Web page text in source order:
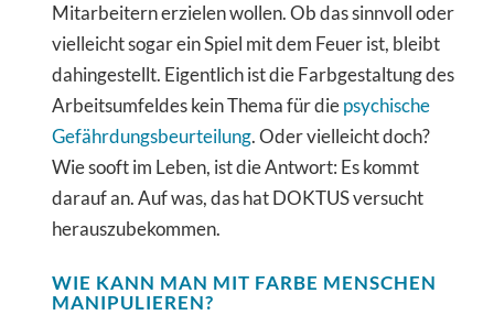
Mitarbeitern erzielen wollen. Ob das sinnvoll oder
vielleicht sogar ein Spiel mit dem Feuer ist, bleibt
dahingestellt. Eigentlich ist die Farbgestaltung des
Arbeitsumfeldes kein Thema für diepsychische
Gefährdungsbeurteilung. Oder vielleicht doch?
Wie sooft im Leben, ist die Antwort: Es kommt
darauf an. Auf was, das hat DOKTUS versucht
herauszubekommen.
WIE KANN MAN MIT FARBE MENSCHEN
MANIPULIEREN?